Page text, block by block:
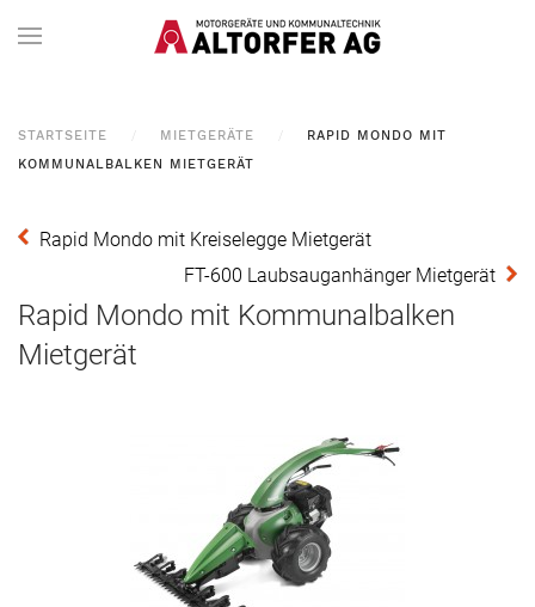
STARTSEITE MIETGERÄTE
RAPID MONDO MIT
KOMMUNALBALKEN MIETGERÄT
Rapid Mondo mit Kreiselegge Mietgerät
FT-600 Laubsauganhänger Mietgerät
Rapid Mondo mit Kommunalbalken
Mietgerät